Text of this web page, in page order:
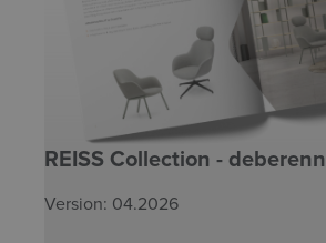
REISS Collection - deberenn
Version: 04.2026